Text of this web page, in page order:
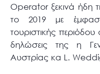
Operator ξεκινά ήδη
το 2019 με
τουριστικής περιόδου
δηλώσεις της η
Αυστρίας κα L.